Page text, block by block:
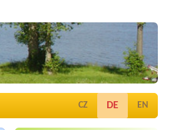
CZ DE EN